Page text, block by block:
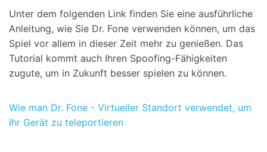
Unter dem folgenden Link finden Sie eine ausführliche
Anleitung, wie Sie Dr. Fone verwenden können, um das
Spiel vor allem in dieser Zeit mehr zu genießen. Das
Tutorial kommt auch Ihren Spoofing-Fähigkeiten
zugute, um in Zukunft besser spielen zu können.
Wie man Dr. Fone - Virtueller Standort verwendet, um
Ihr Gerät zu teleportieren